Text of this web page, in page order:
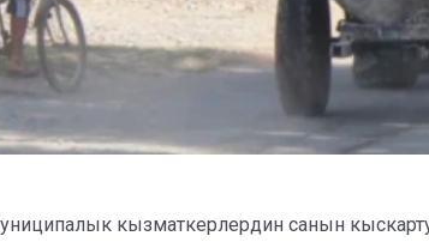
кызматкерлердин санын